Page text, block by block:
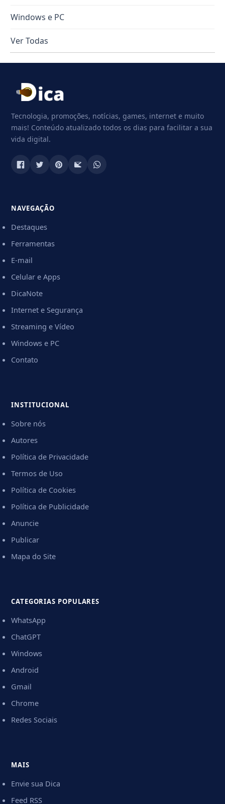
Windows e PC
Ver Todas
Tecnologia, promoções, notícias, games, internet e muito
mais! Conteúdo atualizado todos os dias para facilitar a sua
vida digital.
NAVEGAÇÃO
Destaques
Ferramentas
E-mail
Celular e Apps
DicaNote
Internet e Segurança
Streaming e Vídeo
Windows e PC
Contato
INSTITUCIONAL
Sobre nós
Autores
Política de Privacidade
Termos de Uso
Política de Cookies
Política de Publicidade
Anuncie
Publicar
Mapa do Site
CATEGORIAS POPULARES
WhatsApp
ChatGPT
Windows
Android
Gmail
Chrome
Redes Sociais
MAIS
Envie sua Dica
Feed RSS